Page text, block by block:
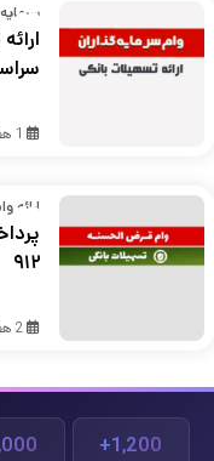
1 هفته قبل
ارائه
۹۱۲
2 هفته قبل
1,200+